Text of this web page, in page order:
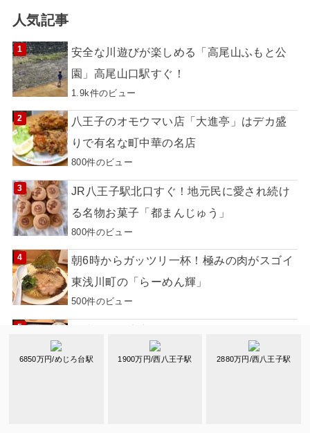
6850万円/めじろ台駅 1900万円/西八王子駅 2880万円/西八王子駅
人気記事
安全な川遊びが楽しめる「高尾山ふもと公
園」高尾山口駅すぐ！
1.9k件のビュー
八王子のオモウマい店「大進亭」はデカ盛
りで有名な町中華の名店
800件のビュー
JR八王子駅北口すぐ！地元民に愛され続け
る名物お菓子「都まんじゅう」
800件のビュー
朝6時からガッツリ一杯！極みの肉がスゴイ
東浅川町の「らーめん輝」
500件のビュー
付個室「目利きの銀次 八王子南口店」